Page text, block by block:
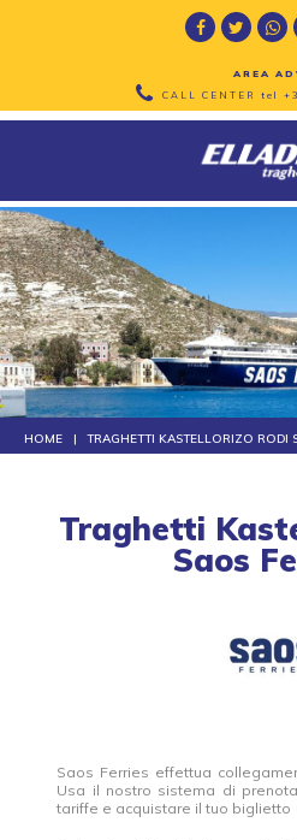
AREA
CALL CENTER tel
HOME TRAGHETTI KASTELLORIZO RODI
Traghetti
Saos
Saos Ferries effettua
Usa il nostro sistema di
tariffe e acquistare il tuo biglietto